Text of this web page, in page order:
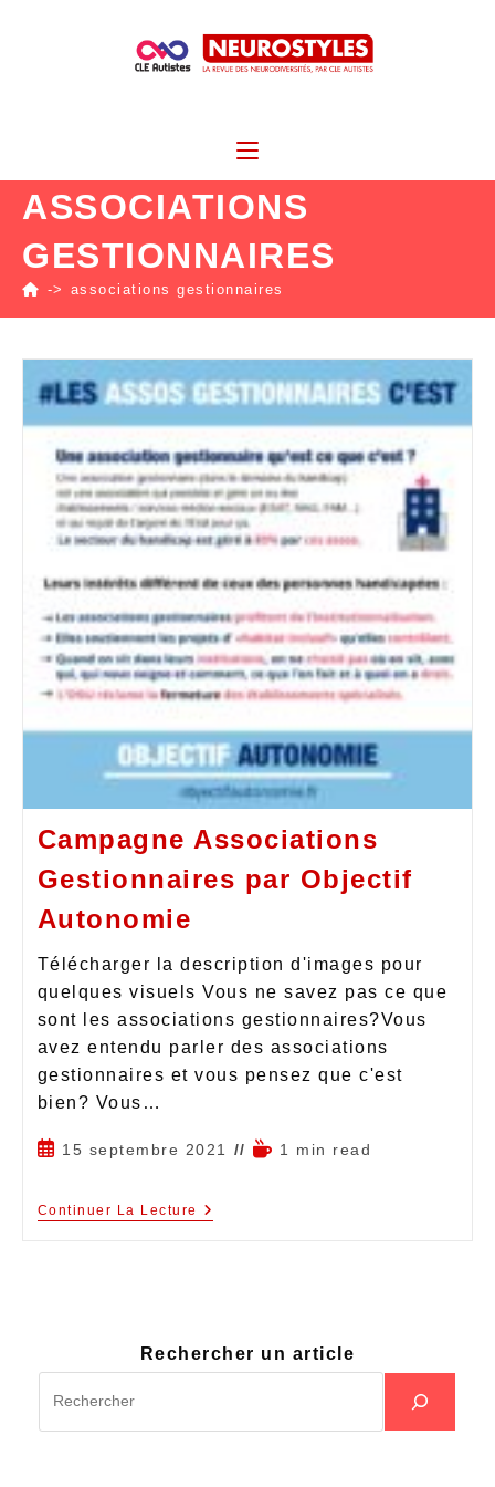
ASSOCIATIONS
GESTIONNAIRES
-> associations gestionnaires
Campagne Associations
Gestionnaires par Objectif
Autonomie
Télécharger la description d'images pour
quelques visuels Vous ne savez pas ce que
sont les associations gestionnaires?Vous
avez entendu parler des associations
gestionnaires et vous pensez que c'est
bien? Vous…
15 septembre 2021 1 min read
Continuer La Lecture
Rechercher un article